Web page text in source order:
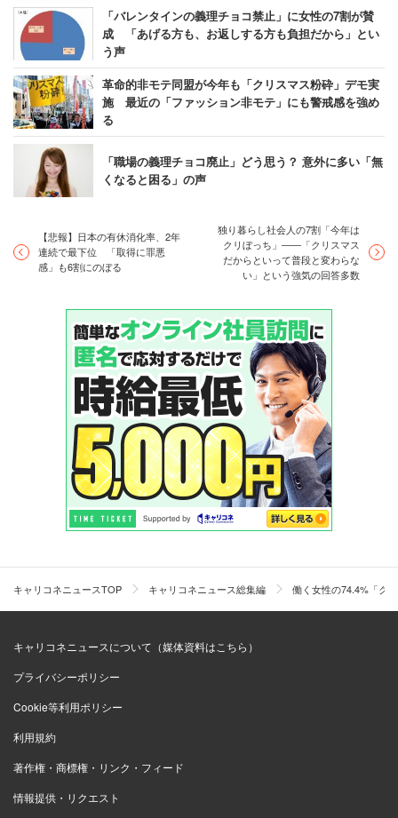
り」（31.9％）がトップに浮上。2016年は天皇誕生日が
金曜日、24、25日が土日と3連休だったこともあり、お泊
りができる絶好のチャンスだったはずだが、理由は「疲れ
ているから」が1位と意外な結果となった。【→詳しく見
る】
一人で鍋パしようが、何して過ごそうが勝手
り”自宅でまったりしたい”若者たち
気ホテルのスイートルームでイチャチャ。さらに1年で一
番大切な日のために豪華なプレゼントを準備――。
「クリスマス＝恋人と過ごす日」としてお金を浪費する、
バブル絶頂期に築かれた習慣は、現代の若者の価値観には
合わない。煌びやかな時代を知らない平成生まれの彼ら
は、クリスマスに見栄を張ろうなんて気は到底なさそう
になるかもしれない。一人で鍋パしようが、カップルでま
ったりしようが、それぞれが充実したクリスマスを過ごせ
ば良いのだから。
「バレンタインの義理チョコ禁止」に女性の7割が賛
成 「あげる方も、お返しする方も負担だから」とい
う声
革命的非モテ同盟が今年も「クリスマス粉砕」デモ実
施 最近の「ファッション非モテ」にも警戒感を強め
る
「職場の義理チョコ廃止」どう思う？ 意外に多い「無
くなると困る」の声
【悲報】日本の有休消化率、2年
連続で最下位 「取得に罪悪
感」も6割にのぼる
独り暮らし社会人の7割「今年は
クリぼっち」――「クリスマス
だからといって普段と変わらな
い」という強気の回答多数
キャリコネニュースTOP キャリコネニュース総集編 働く女性の74.4%「ク
キャリコネニュースについて（媒体資料はこちら）
プライバシーポリシー
Cookie等利用ポリシー
利用規約
著作権・商標権・リンク・フィード
情報提供・リクエスト